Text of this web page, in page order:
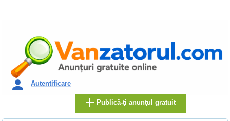
Autentificare
Publică-ţi anunţul gratuit